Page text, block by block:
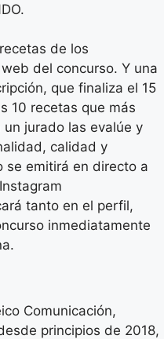
de los
del concurso. Y una
que finaliza el 15
10 recetas que más
un jurado las evalúe y
calidad y
se emitirá en directo a
tanto en el perfil,
inmediatamente
Comunicación,
principios de 2018,